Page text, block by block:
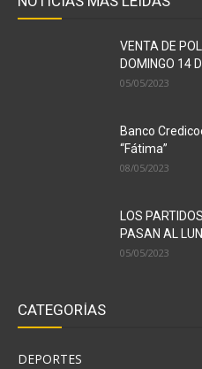
VENTA DE
DOMINGO 14
05/05/2023
Banco
“Fátima”
08/05/2023
LOS
PASAN AL
05/05/2023
CATEGORÍAS
DEPORTES